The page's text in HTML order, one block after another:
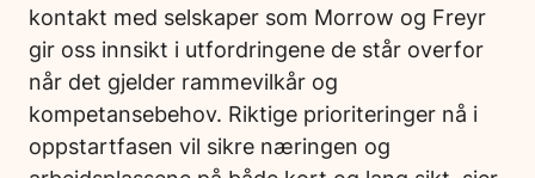
kontakt med selskaper som Morrow og Freyr
gir oss innsikt i utfordringene de står overfor
når det gjelder rammevilkår og
kompetansebehov. Riktige prioriteringer nå i
oppstartfasen vil sikre næringen og